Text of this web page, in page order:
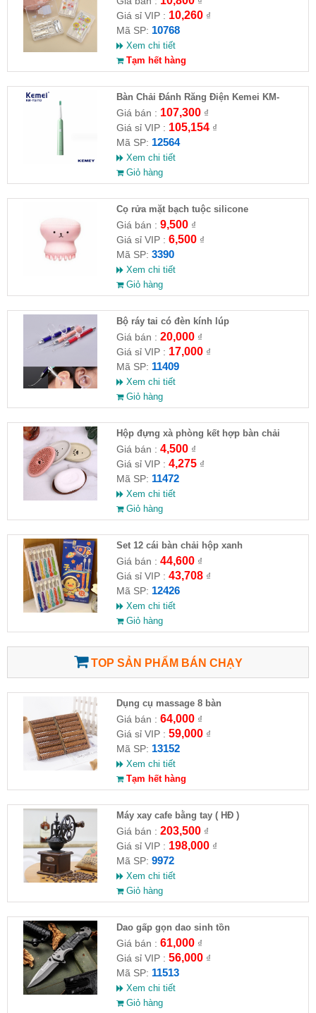
Giá sỉ VIP : 10,260₫
Mã SP: 10768
Xem chi tiết
Tạm hết hàng
Bàn Chải Đánh Răng Điện Kemei KM-
YS713
Giá bán : 107,300₫
Giá sỉ VIP : 105,154₫
Mã SP: 12564
Xem chi tiết
Giỏ hàng
Cọ rửa mặt bạch tuộc silicone
Giá bán : 9,500₫
Giá sỉ VIP : 6,500₫
Mã SP: 3390
Xem chi tiết
Giỏ hàng
Bộ ráy tai có đèn kính lúp
Giá bán : 20,000₫
Giá sỉ VIP : 17,000₫
Mã SP: 11409
Xem chi tiết
Giỏ hàng
Hộp đựng xà phòng kết hợp bàn chải
Giá bán : 4,500₫
Giá sỉ VIP : 4,275₫
Mã SP: 11472
Xem chi tiết
Giỏ hàng
Set 12 cái bàn chải hộp xanh
Giá bán : 44,600₫
Giá sỉ VIP : 43,708₫
Mã SP: 12426
Xem chi tiết
Giỏ hàng
TOP SẢN PHẨM BÁN CHẠY
Dụng cụ massage 8 bàn
Giá bán : 64,000₫
Giá sỉ VIP : 59,000₫
Mã SP: 13152
Xem chi tiết
Tạm hết hàng
Máy xay cafe bằng tay ( HĐ )
Giá bán : 203,500₫
Giá sỉ VIP : 198,000₫
Mã SP: 9972
Xem chi tiết
Giỏ hàng
Dao gấp gọn dao sinh tồn
Giá bán : 61,000₫
Giá sỉ VIP : 56,000₫
Mã SP: 11513
Xem chi tiết
Giỏ hàng